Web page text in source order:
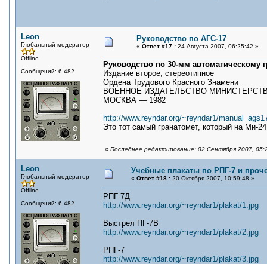
Leon
Глобальный модератор
Offline
Сообщений: 6,482
Руководство по АГС-17
« Ответ #17 : 24 Августа 2007, 06:25:42 »
Руководство по 30-мм автоматическому
Издание второе, стереотипное
Ордена Трудового Красного Знамени
ВОЕННОЕ ИЗДАТЕЛЬСТВО
МОСКВА — 1982
http://www.reyndar.org/~reyndar1/
Это тот самый гранатомет, который на Ми-
« Последнее редактирование: 02 Сентября 2007,
Leon
Глобальный модератор
Offline
Сообщений: 6,482
Учебные плакаты по РПГ-7 и
« Ответ #18 : 20 Октября 2007, 10:59:48 »
РПГ-7Д
http://www.reyndar.org/~reyndar1/plakat/1.jpg
Выстрел ПГ-7В
http://www.reyndar.org/~reyndar1/plakat/2.jpg
РПГ-7
http://www.reyndar.org/~reyndar1/plakat/3.jpg